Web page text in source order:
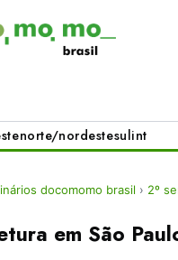
norte/nordestesulint
docomomo brasil › 2º
em São